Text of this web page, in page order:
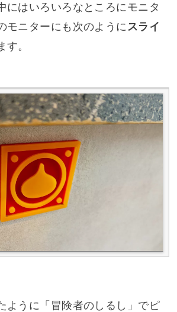
にはいろいろなところにモニタ
モニターにも次のように スライ
す。
ように「冒険者のしるし」でピ